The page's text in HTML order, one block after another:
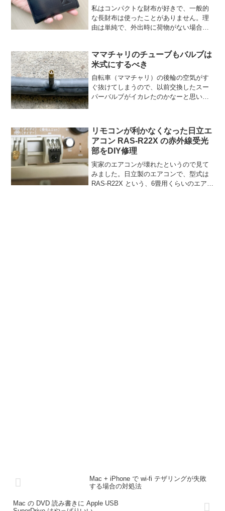
私はコンパクトな財布が好きで、一般的
な長財布は使ったことがありません。理
由は単純で、外出時に荷物がない場合は
ないのにいちいち鞄を持つのは嫌。長財
布をズボンの後ろポケット...
ママチャリのチューブもバルブは
米式にするべき
自転車（ママチャリ）の後輪の空気がす
ぐ抜けてしまうので、以前交換したスー
パーバルブがイカレたのかなーと思い、
た。後輪のパンク修理となると、自転車
屋に頼めばチューブ交換な...
リモコンが利かなくなった日立エ
アコン RAS-R22X の赤外線受光
部をDIY修理
実家のエアコンが壊れたというので見て
みました。日立製のエアコンで、型式は
RAS-R22X という、6畳用くらいのエアコ
Mac + iPhone で wi-fi テザリングが失敗
する場合の対処法
Mac の DVD 読み書きに Apple USB